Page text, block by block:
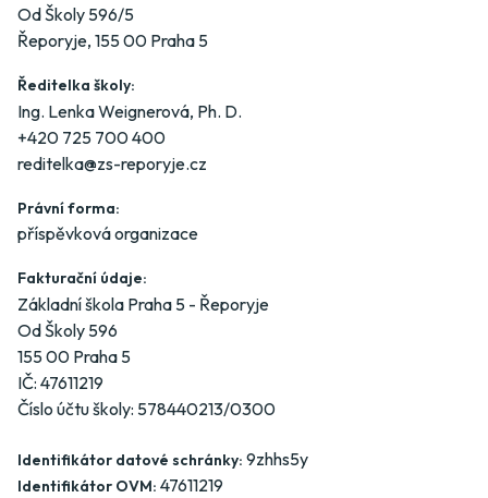
Od Školy 596/5
Řeporyje, 155 00 Praha 5
Ředitelka školy:
Ing. Lenka Weignerová, Ph. D.
+420 725 700 400
reditelka@zs-reporyje.cz
Právní forma:
příspěvková organizace
Fakturační údaje:
Základní škola Praha 5 - Řeporyje
Od Školy 596
155 00 Praha 5
IČ: 47611219
Číslo účtu školy: 578440213/0300
Identifikátor datové schránky: 9zhhs5y
Identifikátor OVM: 47611219